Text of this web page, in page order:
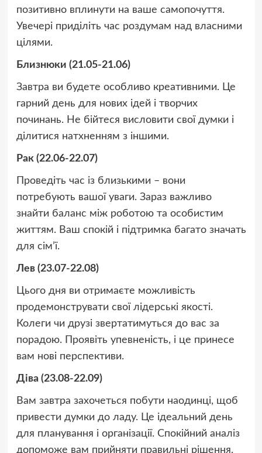
позитивно вплинути на ваше самопочуття.
Увечері приділіть час роздумам над власними
цілями.
Близнюки (21.05-21.06)
Завтра ви будете особливо креативними. Це
гарний день для нових ідей і творчих
починань. Не бійтеся висловити свої думки і
ділитися натхненням з іншими.
Рак (22.06-22.07)
Проведіть час із близькими – вони
потребують вашої уваги. Зараз важливо
знайти баланс між роботою та особистим
життям. Ваш спокій і підтримка багато значать
для сім’ї.
Лев (23.07-22.08)
Цього дня ви отримаєте можливість
продемонструвати свої лідерські якості.
Колеги чи друзі звертатимуться до вас за
порадою. Проявіть упевненість, і це принесе
вам нові перспективи.
Діва (23.08-22.09)
Вам завтра захочеться побути наодинці, щоб
привести думки до ладу. Це ідеальний день
для планування і організації. Спокійний аналіз
допоможе вам прийняти правильні рішення.